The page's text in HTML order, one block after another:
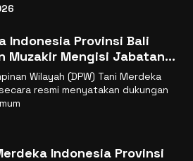
Indonesia Provinsi Bali
Muzakir Mengisi Jabatan
RI
Wilayah (DPW) Tani Merdeka
resmi menyatakan dukungan
Indonesia Provinsi